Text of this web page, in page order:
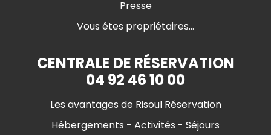
Presse
Vous êtes propriétaires...
CENTRALE DE RÉSERVATION
04 92 46 10 00
Les avantages de Risoul Réservation
Hébergements - Activités - Séjours